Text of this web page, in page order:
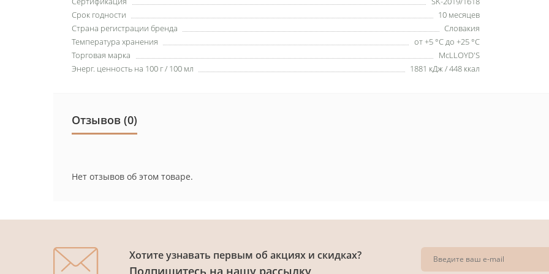
Срок годности
10 месяцев
Страна регистрации бренда
Словакия
Температура хранения
от +5 °C до +25 °C
Торговая марка
McLLOYD'S
Энерг. ценность на 100 г / 100 мл
1881 кДж / 448 ккал
Отзывов (0)
Нет отзывов об этом товаре.
Хотите узнавать первым об акциях и скидках?
Подпишитесь на нашу рассылку